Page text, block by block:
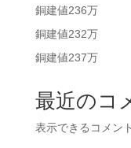
銅建値236万
銅建値232万
銅建値237万
最近のコ
表示できるコメン